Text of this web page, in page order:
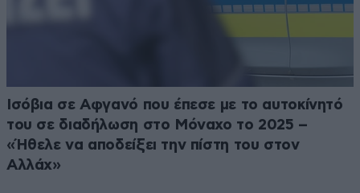
Ισόβια σε Αφγανό που έπεσε με το αυτοκίνητό
του σε διαδήλωση στο Μόναχο το 2025 –
«Ήθελε να αποδείξει την πίστη του στον
Αλλάχ»